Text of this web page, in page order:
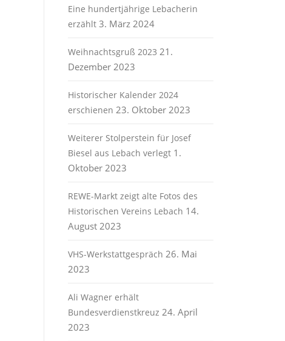
Eine hundertjährige Lebacherin
erzählt 3. März 2024
Weihnachtsgruß 2023 21.
Dezember 2023
Historischer Kalender 2024
erschienen 23. Oktober 2023
Weiterer Stolperstein für Josef
Biesel aus Lebach verlegt 1.
Oktober 2023
REWE-Markt zeigt alte Fotos des
Historischen Vereins Lebach 14.
August 2023
VHS-Werkstattgespräch 26. Mai
2023
Ali Wagner erhält
Bundesverdienstkreuz 24. April
2023